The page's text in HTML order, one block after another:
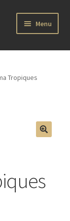
Menu
menu
enfant
Tropiques